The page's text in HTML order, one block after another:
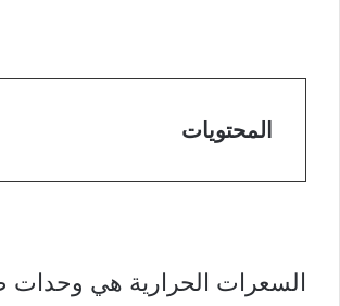
المحتويات
السعرات الحرارية هي وحدات